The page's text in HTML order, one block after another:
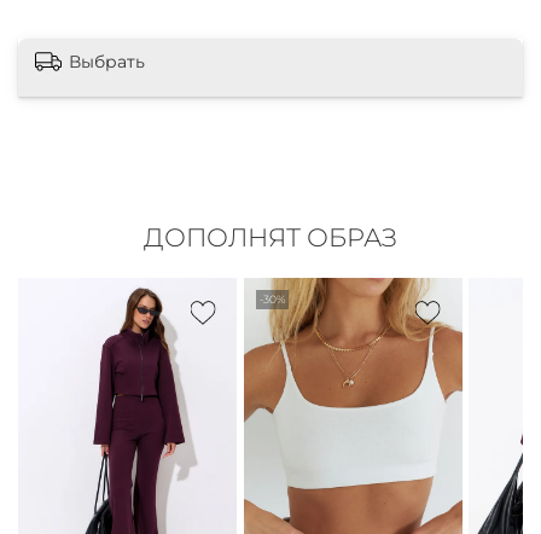
Выбрать
ДОПОЛНЯТ ОБРАЗ
-30%